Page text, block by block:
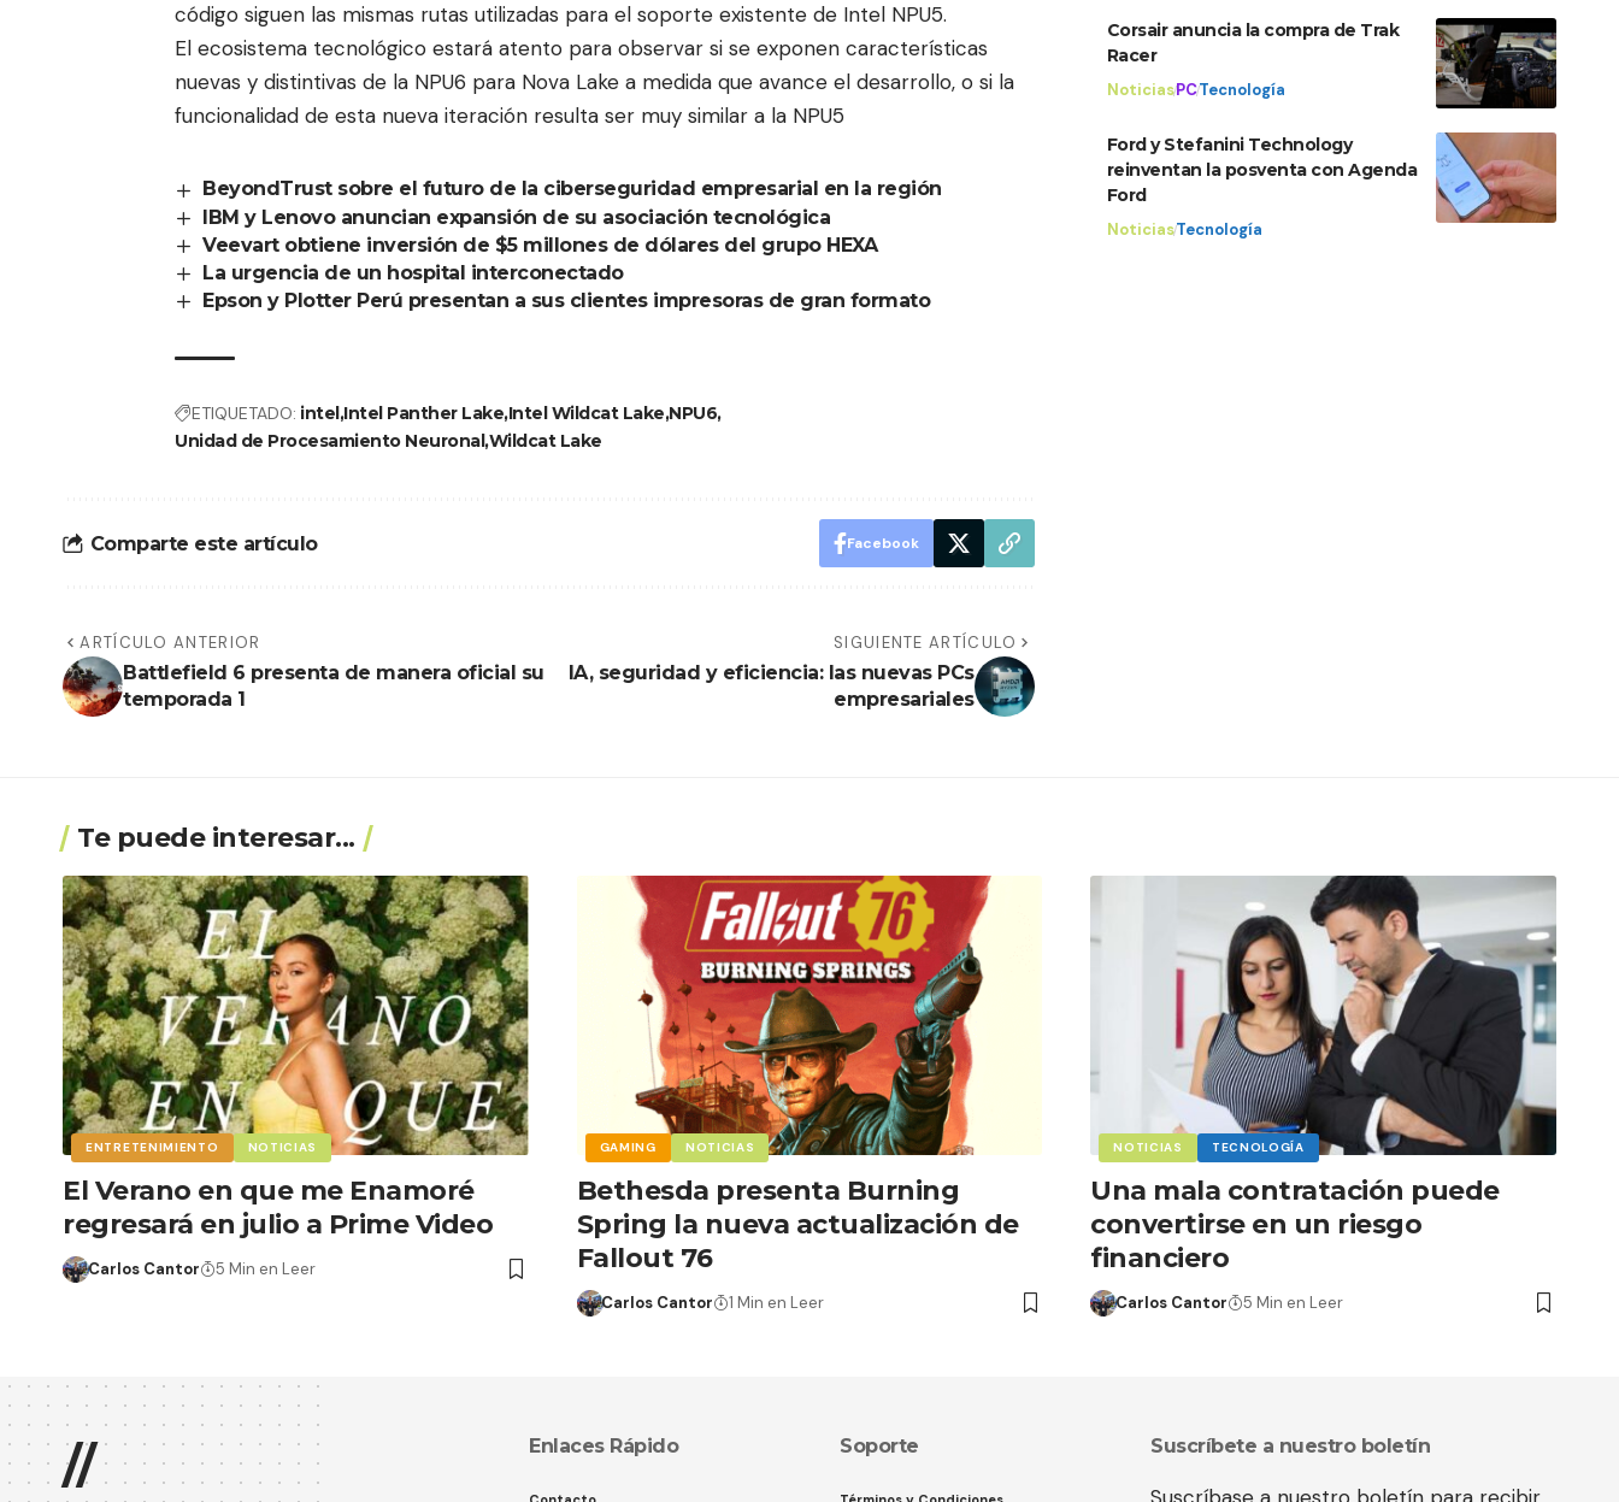
código siguen las mismas rutas utilizadas para el soporte existente de Intel NPU5.
El ecosistema tecnológico estará atento para observar si se exponen características
nuevas y distintivas de la NPU6 para Nova Lake a medida que avance el desarrollo, o si la
funcionalidad de esta nueva iteración resulta ser muy similar a la NPU5
BeyondTrust sobre el futuro de la ciberseguridad empresarial en la región
IBM y Lenovo anuncian expansión de su asociación tecnológica
Veevart obtiene inversión de $5 millones de dólares del grupo HEXA
La urgencia de un hospital interconectado
Epson y Plotter Perú presentan a sus clientes impresoras de gran formato
ETIQUETADO: intel Intel Panther LakeIntel Wildcat Lake NPU6
Unidad de Procesamiento Neuronal Wildcat Lake
Comparte este artículo Facebook
ARTÍCULO ANTERIOR
Battlefield 6 presenta de manera oficial su
temporada 1
SIGUIENTE ARTÍCULO
IA, seguridad y eficiencia: las nuevas PCs
empresariales
Corsair anuncia la compra de Trak
Racer
NoticiasPCTecnología
Ford y Stefanini Technology
reinventan la posventa con Agenda
Ford
NoticiasTecnología
Te puede interesar...
ENTRETENIMIENTO NOTICIAS
El Verano en que me Enamoré
regresará en julio a Prime Video
Carlos Cantor 5 Min en Leer
GAMING NOTICIAS
Bethesda presenta Burning
Spring la nueva actualización de
Fallout 76
Carlos Cantor 1 Min en Leer
NOTICIAS TECNOLOGÍA
Una mala contratación puede
convertirse en un riesgo
financiero
Carlos Cantor 5 Min en Leer
// Enlaces Rápido Soporte Suscríbete a nuestro boletín